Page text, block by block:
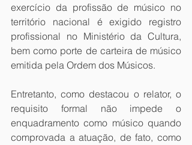
exercício da profissão de músico no
território nacional é exigido registro
profissional no Ministério da Cultura,
bem como porte de carteira de músico
emitida pela Ordem dos Músicos.
Entretanto, como destacou o relator, o
requisito formal não impede o
enquadramento como músico quando
comprovada a atuação, de fato, como